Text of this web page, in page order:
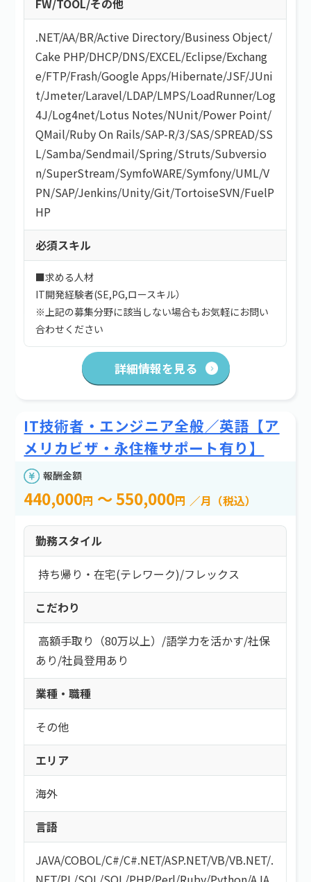
FW/TOOL/その他
.NET/AA/BR/Active Directory/Business Object/
Cake PHP/DHCP/DNS/EXCEL/Eclipse/Exchang
e/FTP/Frash/Google Apps/Hibernate/JSF/JUni
t/Jmeter/Laravel/LDAP/LMPS/LoadRunner/Log
4J/Log4net/Lotus Notes/NUnit/Power Point/
QMail/Ruby On Rails/SAP-R/3/SAS/SPREAD/SS
L/Samba/Sendmail/Spring/Struts/Subversio
n/SuperStream/SymfoWARE/Symfony/UML/V
PN/SAP/Jenkins/Unity/Git/TortoiseSVN/FuelP
HP
必須スキル
■求める人材
IT開発経験者(SE,PG,ロースキル）
※上記の募集分野に該当しない場合もお気軽にお問い
合わせください
詳細情報を見る
IT技術者・エンジニア全般／英語【ア
メリカビザ・永住権サポート有り】
報酬金額
440,000円 ～ 550,000円 ／月（税込）
勤務スタイル
持ち帰り・在宅(テレワーク)/フレックス
こだわり
高額手取り（80万以上） /語学力を活かす/社保
あり/社員登用あり
業種・職種
その他
エリア
海外
言語
JAVA/COBOL/C#/C#.NET/ASP.NET/VB/VB.NET/.